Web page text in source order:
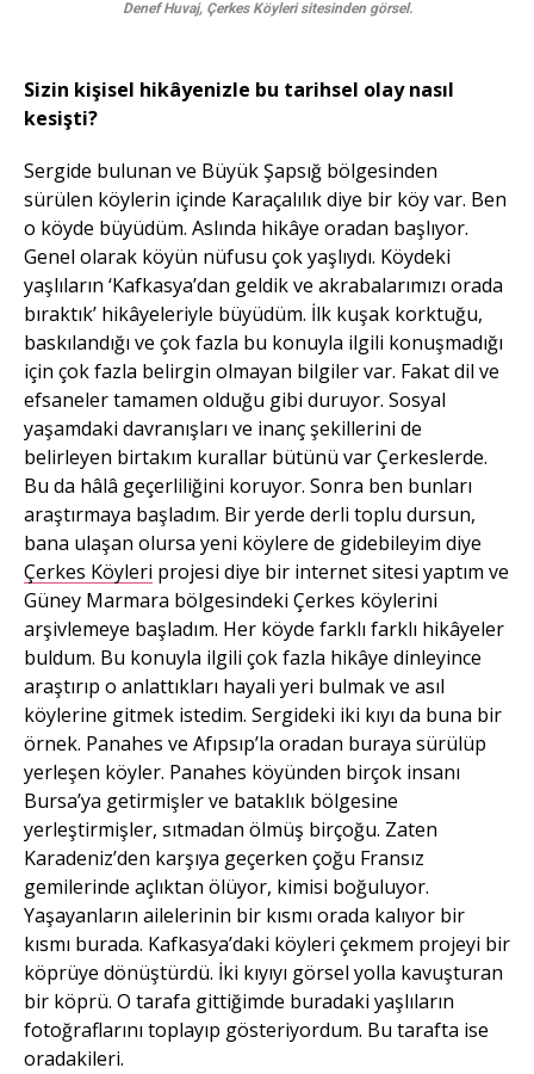
Denef Huvaj, Çerkes Köyleri sitesinden görsel.
Sizin kişisel hikâyenizle bu tarihsel olay nasıl
kesişti?
Sergide bulunan ve Büyük Şapsığ bölgesinden
sürülen köylerin içinde Karaçalılık diye bir köy var. Ben
o köyde büyüdüm. Aslında hikâye oradan başlıyor.
Genel olarak köyün nüfusu çok yaşlıydı. Köydeki
yaşlıların ‘Kafkasya’dan geldik ve akrabalarımızı orada
bıraktık’ hikâyeleriyle büyüdüm. İlk kuşak korktuğu,
baskılandığı ve çok fazla bu konuyla ilgili konuşmadığı
için çok fazla belirgin olmayan bilgiler var. Fakat dil ve
efsaneler tamamen olduğu gibi duruyor. Sosyal
yaşamdaki davranışları ve inanç şekillerini de
belirleyen birtakım kurallar bütünü var Çerkeslerde.
Bu da hâlâ geçerliliğini koruyor. Sonra ben bunları
araştırmaya başladım. Bir yerde derli toplu dursun,
bana ulaşan olursa yeni köylere de gidebileyim diye
Çerkes Köyleri projesi diye bir internet sitesi yaptım ve
Güney Marmara bölgesindeki Çerkes köylerini
arşivlemeye başladım. Her köyde farklı farklı hikâyeler
buldum. Bu konuyla ilgili çok fazla hikâye dinleyince
araştırıp o anlattıkları hayali yeri bulmak ve asıl
köylerine gitmek istedim. Sergideki iki kıyı da buna bir
örnek. Panahes ve Afıpsıp’la oradan buraya sürülüp
yerleşen köyler. Panahes köyünden birçok insanı
Bursa’ya getirmişler ve bataklık bölgesine
yerleştirmişler, sıtmadan ölmüş birçoğu. Zaten
Karadeniz’den karşıya geçerken çoğu Fransız
gemilerinde açlıktan ölüyor, kimisi boğuluyor.
Yaşayanların ailelerinin bir kısmı orada kalıyor bir
kısmı burada. Kafkasya’daki köyleri çekmem projeyi bir
köprüye dönüştürdü. İki kıyıyı görsel yolla kavuşturan
bir köprü. O tarafa gittiğimde buradaki yaşlıların
fotoğraflarını toplayıp gösteriyordum. Bu tarafta ise
oradakileri.